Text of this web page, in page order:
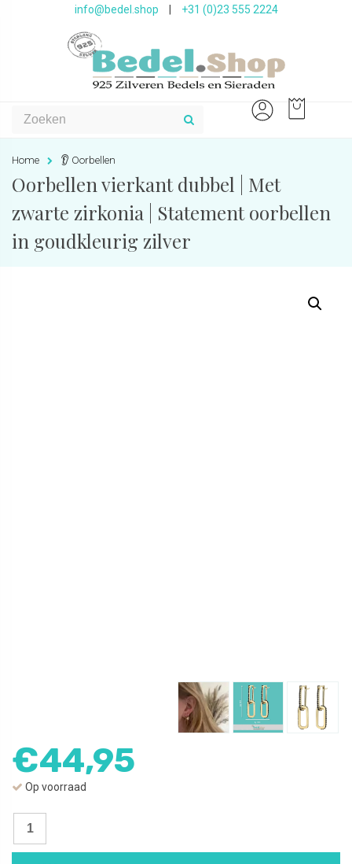
info@bedel.shop +31 (0)23 555 2224
Home 👂 Oorbellen
Oorbellen vierkant dubbel | Met
zwarte zirkonia | Statement oorbellen
in goudkleurig zilver
€44,95
Op voorraad
Oorbellen